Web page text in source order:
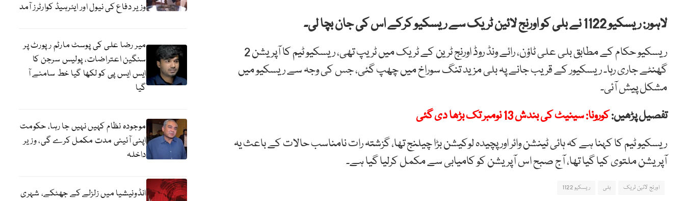
لاہور: ریسکیو 1122 نے بلی کو اورنج لائین ٹریک سے ریسکیو کرکے اس کی جان بچا لی۔
ریسکیو حکام کے مطابق بلی علی ٹاؤن، رائے ونڈ روڈ اورنج ٹرین کے ٹریک میں ٹریپ تھی، ریسکیو ٹیم کا آپریشن 2
گھنٹے جاری رہا۔ ریسکیور کے قریب جانے پہ بلی مزید تنگ سوراخ میں چھپ گئی، جس کی وجہ سے ریسکیو میں
مشکل پیش آئی۔
تفصیل پڑھیں:کورونا: سینیٹ کی بندش 13 نومبر تک بڑھا دی گئی
ریسکیو ٹیم کا کہنا ہے کہ ہائی ٹینشن وائر اور پچیدہ لوکیشن بڑا چیلنج تھا، گزشتہ رات نامناسب حالات کے باعث یہ
آپریشن ملتوی کیا گیا تھا، آج صبح اس آپریشن کو کامیابی سے مکمل کرلیا گیا ہے۔
اورنج لائین ٹریک بلی ریسکیو 1122
وزیر دفاع کی نیول اور ایئرہیڈ کوارٹرز آمد
میر رضا علی کی پوسٹ مارٹم رپورٹ پر
سنگین اعتراضات، پولیس سرجن کا
ایس ایس پی کو لکھا گیا خط سامنے آ
گیا
موجودہ نظام کہیں نہیں جا رہا، حکومت
اپنی آئینی مدت مکمل کرے گی، وزیر
داخلہ
انڈونیشیا میں زلزلے کے جھٹکے، شہری